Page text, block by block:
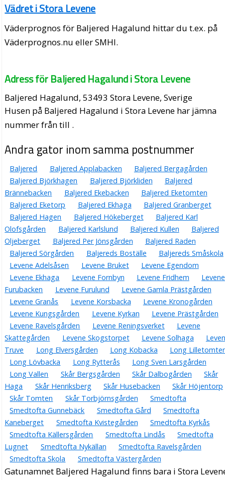
Vädret i Stora Levene
Väderprognos för Baljered Hagalund hittar du t.ex. på
Väderprognos.nu eller SMHI.
Adress för Baljered Hagalund i Stora Levene
Baljered Hagalund, 53493 Stora Levene, Sverige
Husen på Baljered Hagalund i Stora Levene har jämna
nummer från till .
Andra gator inom samma postnummer
Baljered Baljered Applabacken
Baljered Bergagården
Baljered Björkhagen
Baljered Björkliden
Baljered
Brännebacken
Baljered Ekebacken
Baljered Eketomten
Baljered Eketorp
Baljered Ekhaga
Baljered Granberget
Baljered Hagen
Baljered Hökeberget
Baljered Karl
Olofsgården
Baljered Karlslund Baljered Kullen
Baljered
Oljeberget
Baljered Per Jönsgården
Baljered Raden
Baljered Sörgården
Baljereds Boställe
Baljereds Småskola
Levene Adelsåsen
Levene Bruket
Levene Egendom
Levene Ekhaga
Levene Fornbyn Levene Fridhem
Levene
Furubacken
Levene Furulund
Levene Gamla Prästgården
Levene Granås
Levene Korsbacka
Levene Kronogården
Levene Kungsgården
Levene Kyrkan
Levene Prästgården
Levene Ravelsgården
Levene Reningsverket
Levene
Skattegården
Levene Skogstorpet Levene Solhaga
Truve
Long Elversgården Long Kobacka
Long
Long Lövbacka
Long Rytterås
Long Sven Larsgården
Long Vallen
Skår Bergsgården Skår Dalbogården
Skår
Haga
Skår Henriksberg Skår Husebacken
Skår Höjentorp
Skår Tomten
Skår Torbjörnsgården
Smedtofta
Smedtofta Gunnebäck
Smedtofta Gård
Smedtofta
Kaneberget
Smedtofta Kvistegården
Smedtofta Kyrkås
Smedtofta Källersgården
Smedtofta Lindås
Smedtofta
Lugnet
Smedtofta Nykällan
Smedtofta Ravelsgården
Smedtofta Skola
Smedtofta Västergården
Gatunamnet Baljered Hagalund finns bara i Stora